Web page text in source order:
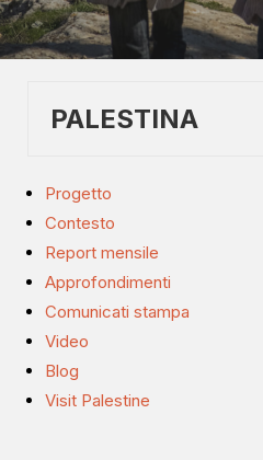
PALESTINA
Progetto
Contesto
Report mensile
Approfondimenti
Comunicati stampa
Video
Blog
Visit Palestine